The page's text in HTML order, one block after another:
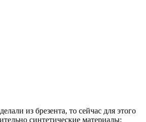
из брезента, то сейчас для этого
синтетические материалы: